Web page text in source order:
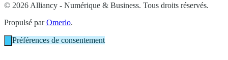
© 2026 Alliancy - Numérique & Business. Tous droits réservés.
Propulsé parOmerlo.
Préférences de consentement